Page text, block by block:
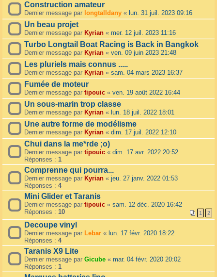
Construction amateur
Dernier message par longtalldany « lun. 31 juil. 2023 09:16
Un beau projet
Dernier message par Kyrian « mer. 12 juil. 2023 11:16
Turbo Longtail Boat Racing is Back in Bangkok
Dernier message par Kyrian « ven. 09 juin 2023 21:48
Les pluriels mais connus .....
Dernier message par Kyrian « sam. 04 mars 2023 16:37
Fumée de moteur
Dernier message par tipouic « ven. 19 août 2022 16:44
Un sous-marin trop classe
Dernier message par Kyrian « lun. 18 juil. 2022 18:01
Une autre forme de modélisme
Dernier message par Kyrian « dim. 17 juil. 2022 12:10
Chui dans la me*rde ;o)
Dernier message par tipouic « dim. 17 avr. 2022 20:52
Réponses : 1
Comprenne qui pourra...
Dernier message par Kyrian « jeu. 27 janv. 2022 01:53
Réponses : 4
Mini Glider et Taranis
Dernier message par tipouic « sam. 12 déc. 2020 16:42
Réponses : 10 1 2
Decoupe vinyl
Dernier message par Lebar « lun. 17 févr. 2020 18:22
Réponses : 4
Taranis X9 Lite
Dernier message par Gicube « mar. 04 févr. 2020 20:02
Réponses : 1